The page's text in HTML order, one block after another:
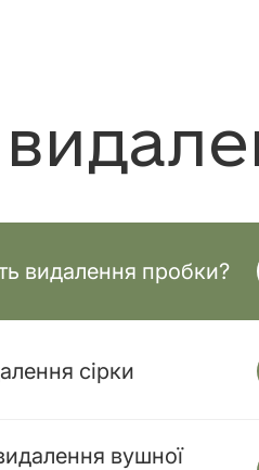
видалення пробки?
сірки
вушної